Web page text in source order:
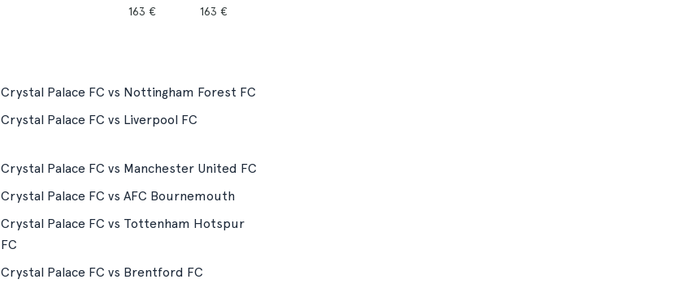
163 € 163 €
Crystal Palace FC vs Nottingham Forest FC
Crystal Palace FC vs Liverpool FC
Crystal Palace FC vs Manchester United FC
Crystal Palace FC vs AFC Bournemouth
Crystal Palace FC vs Tottenham Hotspur
FC
Crystal Palace FC vs Brentford FC